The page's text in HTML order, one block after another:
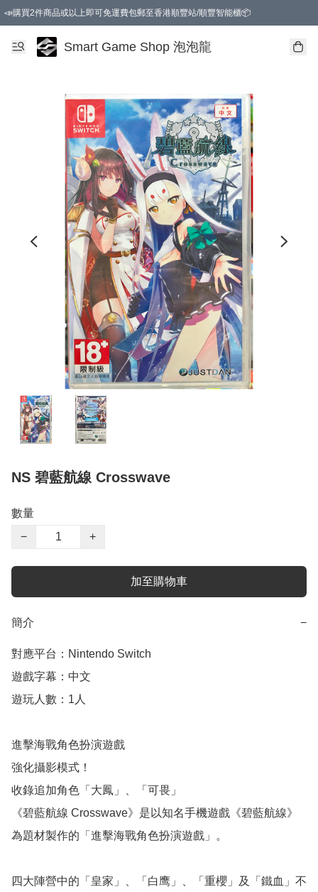
📣購買2件商品或以上即可免運費包郵至香港順豐站/順豐智能櫃📦
Smart Game Shop 泡泡龍
NS 碧藍航線 Crosswave
數量
−
+
加至購物車
簡介 −
對應平台：Nintendo Switch
遊戲字幕：中文
遊玩人數：1人
進擊海戰角色扮演遊戲
強化攝影模式！
收錄追加角色「大鳳」、「可畏」
《碧藍航線 Crosswave》是以知名手機遊戲《碧藍航線》
為題材製作的「進擊海戰角色扮演遊戲」。
四大陣營中的「皇家」、「白鹰」、「重櫻」及「鐵血」不